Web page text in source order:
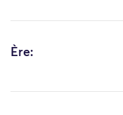
Ère: